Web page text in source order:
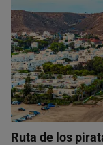
Ruta de los